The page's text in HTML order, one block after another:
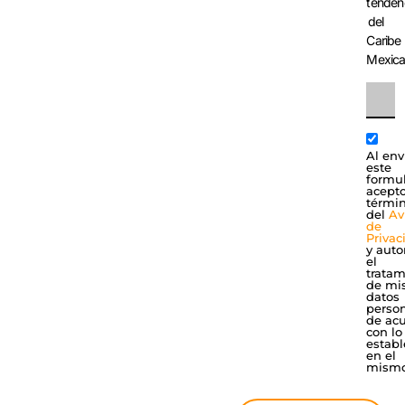
del
Caribe
Al
este
del
de
y
el
de
datos
de
con lo
en el